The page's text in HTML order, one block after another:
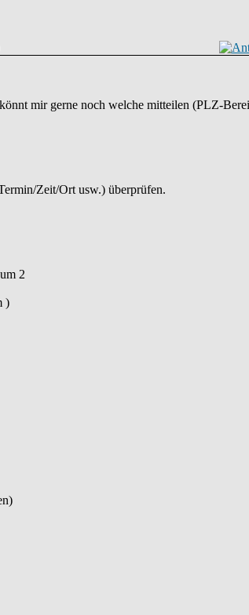
mir gerne noch welche mitteilen (PLZ-
Zeit/Ort usw.) überprüfen.
2
)